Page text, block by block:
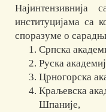
институцијама са
споразуме о
Српска
Руска
Црногорска
Краљевска
Шпаније,